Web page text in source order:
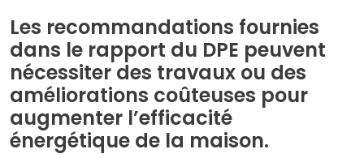
Les recommandations fournies
dans le rapport du DPE peuvent
nécessiter des travaux ou des
améliorations coûteuses pour
augmenter l’efficacité
énergétique de la maison.